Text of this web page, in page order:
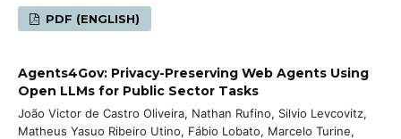
PDF (ENGLISH)
Agents4Gov: Privacy-Preserving Web Agents Using
Open LLMs for Public Sector Tasks
João Victor de Castro Oliveira, Nathan Rufino, Silvio Levcovitz,
Matheus Yasuo Ribeiro Utino, Fábio Lobato, Marcelo Turine,